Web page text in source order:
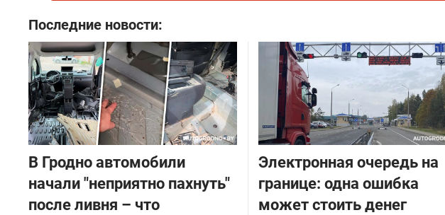
Последние новости:
В Гродно автомобили
начали "неприятно пахнуть"
после ливня – что
Электронная очередь на
границе: одна ошибка
может стоить денег